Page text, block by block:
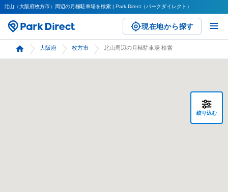
北山（大阪府枚方市）周辺の月極駐車場を検索 | Park Direct（パークダイレクト）
現在地から探す
大阪府 枚方市 北山周辺の月極駐車場 検索
絞り込む